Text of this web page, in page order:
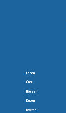
Leden
Únor
Březen
Duben
Květen